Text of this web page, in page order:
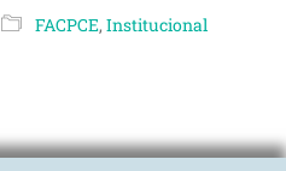
FACPCE,Institucional